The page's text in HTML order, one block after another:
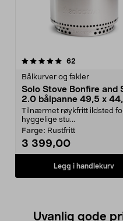
62
Bålkurver og fakler
Solo Stove Bonfire and
2.0 bålpanne 49,5 x
Tilnærmet røykfritt ildsted
hyggelige stu...
Farge: Rustfritt
3 399,00
Legg i handlekurv
Uvanlig gode